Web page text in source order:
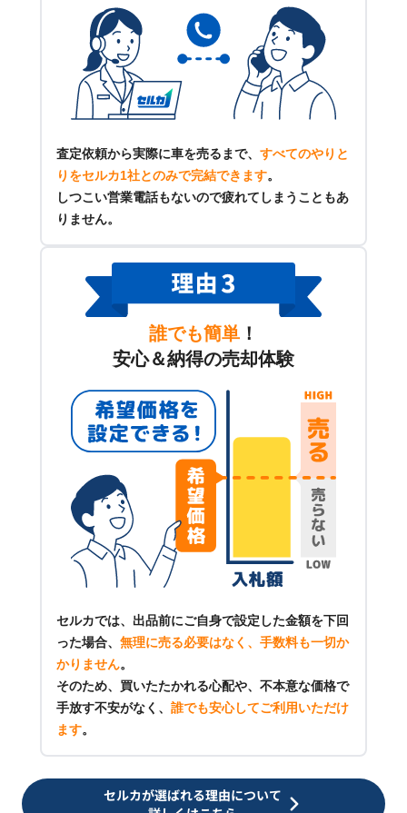
査定依頼から実際に車を売るまで、 すべてのやりと
りをセルカ1社とのみで完結できます。
しつこい営業電話もないので疲れてしまうこともあ
りません。
誰でも簡単 ！
安心＆納得の売却体験
セルカでは、出品前にご自身で設定した金額を下回
った場合、 無理に売る必要はなく、手数料も一切か
かりません。
そのため、買いたたかれる心配や、不本意な価格で
手放す不安がなく、 誰でも安心してご利用いただけ
ます。
セルカが選ばれる理由について